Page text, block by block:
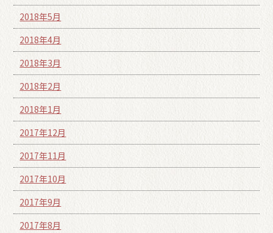
2018年5月
2018年4月
2018年3月
2018年2月
2018年1月
2017年12月
2017年11月
2017年10月
2017年9月
2017年8月